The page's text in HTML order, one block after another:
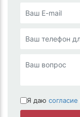
Я даю согласие